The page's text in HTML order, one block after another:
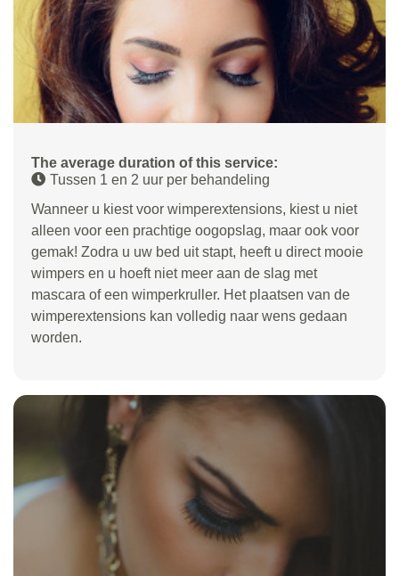
The average duration of this service:
Tussen 1 en 2 uur per behandeling
Wanneer u kiest voor wimperextensions, kiest u niet
alleen voor een prachtige oogopslag, maar ook voor
gemak! Zodra u uw bed uit stapt, heeft u direct mooie
wimpers en u hoeft niet meer aan de slag met
mascara of een wimperkruller. Het plaatsen van de
wimperextensions kan volledig naar wens gedaan
worden.